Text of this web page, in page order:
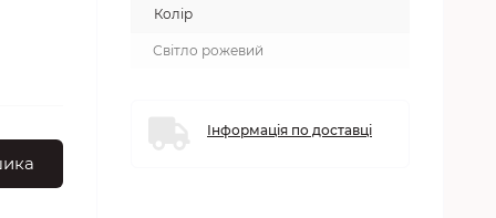
Колір
Світло рожевий
Інформація по доставці